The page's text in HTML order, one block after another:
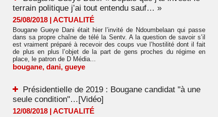
terrain politique j’ai tout entendu sauf… »
25/08/2018 | ACTUALITÉ
Bougane Gueye Dani était hier l’invité de Ndoumbelaan qui passe
dans sa propre chaîne de télé la Sentv. A la question de savoir s’il
est vraiment préparé à recevoir des coups vue l’hostilité dont il fait
de plus en plus l’objet de la part de gens proches du régime en
place, le patron de D Média...
bougane, dani, gueye
Présidentielle de 2019 : Bougane candidat "à une
seule condition"…[Vidéo]
12/08/2018 | ACTUALITÉ